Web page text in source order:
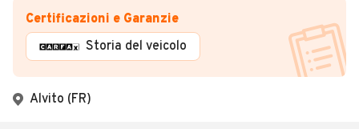
Certificazioni e Garanzie
Storia del veicolo
Alvito (FR)